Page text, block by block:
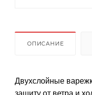
ОПИСАНИЕ
Двухслойные
защиту от ветра и